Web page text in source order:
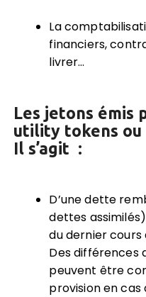
La
financiers,
livrer…
Les jetons émis
utility tokens ou
Il s’agit :
D’une dette
dettes
du dernier
Des différences
peuvent être
provision en